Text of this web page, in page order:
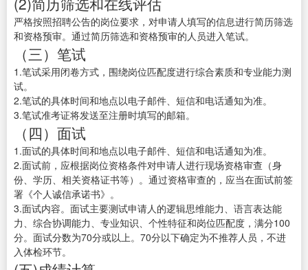
严格按照招聘公告的岗位要求，对申请人填写的信息进行简历筛选
和资格预审。通过简历筛选和资格预审的人员进入笔试。
（三）笔试
1.笔试采用闭卷方式，围绕岗位匹配度进行综合素质和专业能力测
试。
2.笔试的具体时间和地点以电子邮件、短信和电话通知为准。
3.笔试准考证将发送至注册时填写的邮箱。
（四）面试
1.面试的具体时间和地点以电子邮件、短信和电话通知为准。
2.面试前，应根据岗位资格条件对申请人进行现场资格审查（身
份、学历、相关资格证书等）。通过资格审查的，应当在面试前签
署《个人诚信承诺书》。
3.面试内容。面试主要测试申请人的逻辑思维能力、语言表达能
力、综合协调能力、专业知识、个性特征和岗位匹配度，满分100
分。面试分数为70分或以上。70分以下确定为不推荐人员，不进
入体检环节。